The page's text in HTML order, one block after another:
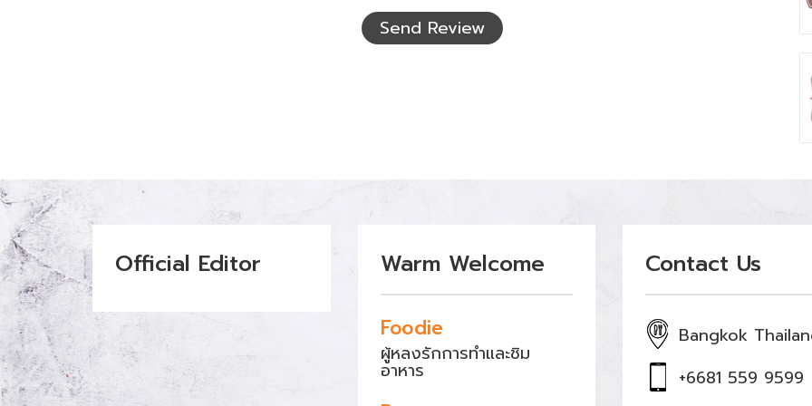
Send Review
Official Editor Warm Welcome
Foodie
ผู้หลงรักการทำและชิม
อาหาร
Contact Us
Bangkok
+6681 559 9599